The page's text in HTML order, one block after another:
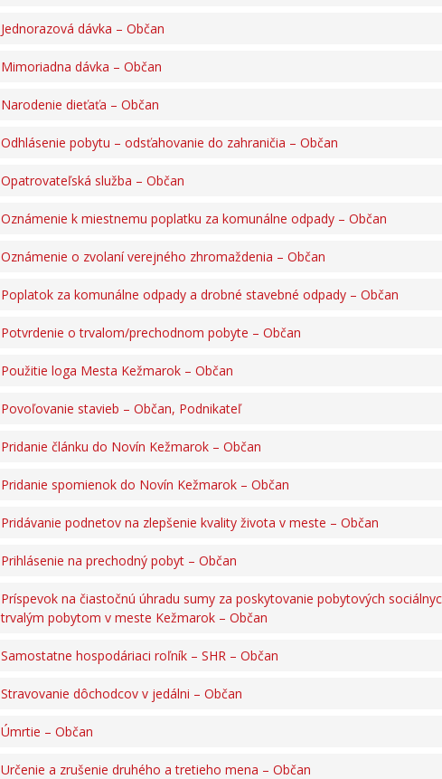
Jednorazová dávka – Občan
Mimoriadna dávka – Občan
Narodenie dieťaťa – Občan
Odhlásenie pobytu – odsťahovanie do zahraničia – Občan
Opatrovateľská služba – Občan
Oznámenie k miestnemu poplatku za komunálne odpady – Občan
Oznámenie o zvolaní verejného zhromaždenia – Občan
Poplatok za komunálne odpady a drobné stavebné odpady – Občan
Potvrdenie o trvalom/prechodnom pobyte – Občan
Použitie loga Mesta Kežmarok – Občan
Povoľovanie stavieb – Občan, Podnikateľ
Pridanie článku do Novín Kežmarok – Občan
Pridanie spomienok do Novín Kežmarok – Občan
Pridávanie podnetov na zlepšenie kvality života v meste – Občan
Prihlásenie na prechodný pobyt – Občan
Príspevok na čiastočnú úhradu sumy za poskytovanie pobytových
trvalým pobytom v meste Kežmarok – Občan
Samostatne hospodáriaci roľník – SHR – Občan
Stravovanie dôchodcov v jedálni – Občan
Úmrtie – Občan
Určenie a zrušenie druhého a tretieho mena – Občan